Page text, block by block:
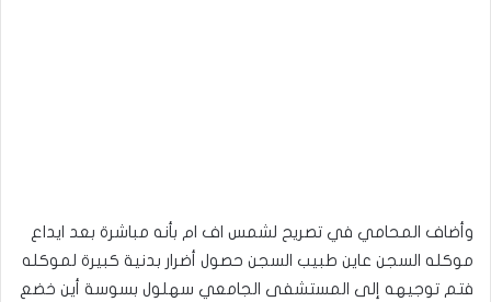
وأضاف المحامي في تصريح لشمس اف ام بأنه مباشرة بعد ايداع
موكله السجن عاين طبيب السجن حصول أضرار بدنية كبيرة لموكله
فتم توجيهه إلى المستشفى الجامعي سهلول بسوسة أين خضع